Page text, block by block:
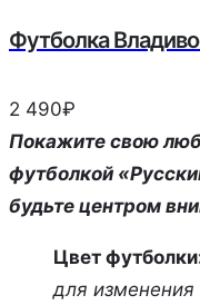
Футболка
2 490₽
Покажите свою
футболкой
будьте центром
Цвет
для изменения